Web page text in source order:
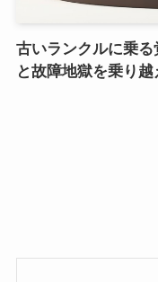
古いランクルに乗
と故障地獄を乗り